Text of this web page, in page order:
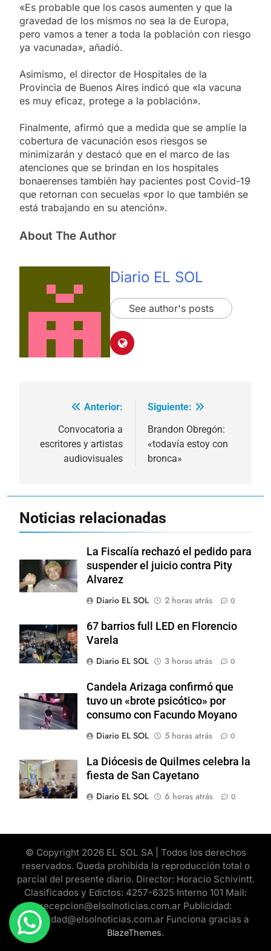
«Es probable que los casos aumenten y que la
gravedad de los mismos no sea la de Europa,
pero vamos a tener a toda la población con riesgo
ya vacunada», añadió.
Asimismo, el director de Hospitales de la
Provincia de Buenos Aires indicó que «la vacuna
es muy eficaz, protege a la población».
Finalmente, afirmó que a medida que se amplíe la
cobertura de vacunación esos riesgos se
minimizarán y destacó que en el marco de las
atenciones que se brindan en los hospitales
bonaerenses también hay pacientes post Covid-19
que retornan con secuelas «por lo que también se
está trabajando en su atención».
About The Author
Diario EL SOL
See author's posts
Navegación
entradas
Anterior:
Convocatoria a
escritores y artistas
audiovisuales
Siguiente:
Brandon Obregón:
«todavía estoy con
bronca»
Noticias relacionadas
La Fiscalía rechazó el pedido para
suspender el juicio contra Pity
Alvarez
Diario EL SOL
2 horas atrás 0
67 barrios full LED en Florencio
Varela
Diario EL SOL
3 horas atrás 0
Candela Arizaga confirmó que
tuvo un «brote psicótico» por
consumo con Facundo Moyano
Diario EL SOL
5 horas atrás 0
La Diócesis de Quilmes celebra la
fiesta de San Cayetano
Diario EL SOL
6 horas atrás 0
© Copyright 2026 EL SOL SA | Todos los derechos
reservados. Queda prohibida la reproducción total o
parcial del presente diario. Director: Horacio Schivintt.
Clasificados y Edictos: 4257-6325 Interno 101 Mail:
recepcion@elsolnoticias.com.ar Publicidad:
publicidad@elsolnoticias.com.ar Funciona gracias a
BlazeThemes.